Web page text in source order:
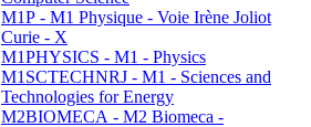
M1P - M1 Physique - Voie Irène Joliot
Curie - X
M1PHYSICS - M1 - Physics
M1SCTECHNRJ - M1 - Sciences and
Technologies for Energy
M2BIOMECA - M2 Biomeca -